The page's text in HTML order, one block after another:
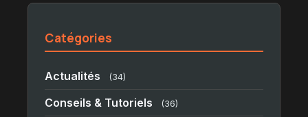
Catégories
Actualités (34)
Conseils & Tutoriels (36)